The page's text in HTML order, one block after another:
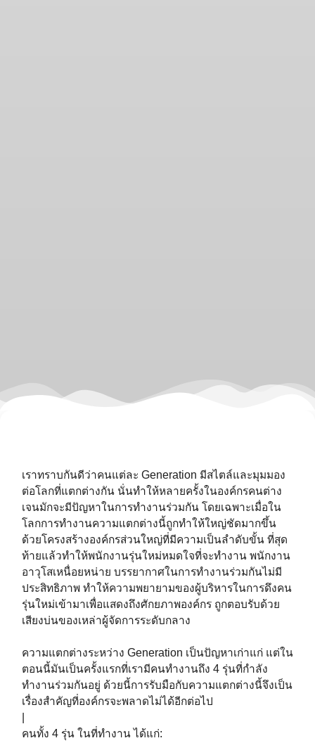
เราทราบกันดีว่าคนแต่ละ Generation มีสไตล์และมุมมอง
ต่อโลกที่แตกต่างกัน นั่นทำให้หลายครั้งในองค์กรคนต่าง
เจนมักจะมีปัญหาในการทำงานร่วมกัน โดยเฉพาะเมื่อใน
โลกการทำงานความแตกต่างนี้ถูกทำให้ใหญ่ชัดมากขึ้น
ด้วยโครงสร้างองค์กรส่วนใหญ่ที่มีความเป็นลำดับขั้น ที่สุด
ท้ายแล้วทำให้พนักงานรุ่นใหม่หมดใจที่จะทำงาน พนักงาน
อาวุโสเหนื่อยหน่าย บรรยากาศในการทำงานร่วมกันไม่มี
ประสิทธิภาพ ทำให้ความพยายามของผู้บริหารในการดึงคน
รุ่นใหม่เข้ามาเพื่อแสดงถึงศักยภาพองค์กร ถูกตอบรับด้วย
เสียงบ่นของเหล่าผู้จัดการระดับกลาง
ความแตกต่างระหว่าง Generation เป็นปัญหาเก่าแก่ แต่ใน
ตอนนี้มันเป็นครั้งแรกที่เรามีคนทำงานถึง 4 รุ่นที่กำลัง
ทำงานร่วมกันอยู่ ด้วยนี้การรับมือกับความแตกต่างนี้จึงเป็น
เรื่องสำคัญที่องค์กรจะพลาดไม่ได้อีกต่อไป
คนทั้ง 4 รุ่น ในที่ทำงาน ได้แก่: